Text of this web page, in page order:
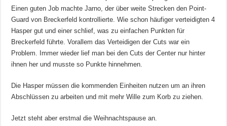
Einen guten Job machte Jarno, der über weite Strecken den Point-
Guard von Breckerfeld kontrollierte. Wie schon häufiger verteidigten 4
Hasper gut und einer schlief, was zu einfachen Punkten für
Breckerfeld führte. Vorallem das Verteidigen der Cuts war ein
Problem. Immer wieder lief man bei den Cuts der Center nur hinter
ihnen her und musste so Punkte hinnehmen.
Die Hasper müssen die kommenden Einheiten nutzen um an ihren
Abschlüssen zu arbeiten und mit mehr Wille zum Korb zu ziehen.
Jetzt steht aber erstmal die Weihnachtspause an.